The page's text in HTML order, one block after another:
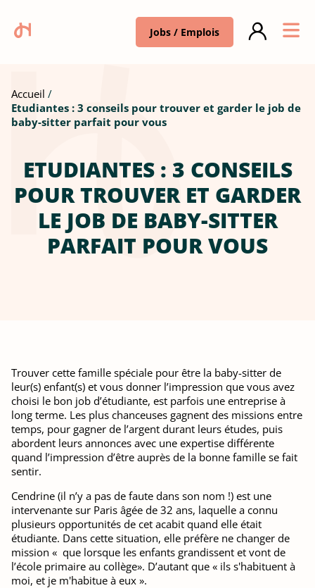
Jobs / Emplois
Accueil
Etudiantes : 3 conseils pour trouver et garder le job de
baby-sitter parfait pour vous
ETUDIANTES : 3 CONSEILS
POUR TROUVER ET GARDER
LE JOB DE BABY-SITTER
PARFAIT POUR VOUS
Trouver cette famille spéciale pour être la baby-sitter de
leur(s) enfant(s) et vous donner l’impression que vous avez
choisi le bon job d’étudiante, est parfois une entreprise à
long terme. Les plus chanceuses gagnent des missions entre
temps, pour gagner de l’argent durant leurs études, puis
abordent leurs annonces avec une expertise différente
quand l’impression d’être auprès de la bonne famille se fait
sentir.
Cendrine (il n’y a pas de faute dans son nom !) est une
intervenante sur Paris âgée de 32 ans, laquelle a connu
plusieurs opportunités de cet acabit quand elle était
étudiante. Dans cette situation, elle préfère ne changer de
mission « que lorsque les enfants grandissent et vont de
l’école primaire au collège». D’autant que « ils s'habituent à
moi, et je m'habitue à eux ».